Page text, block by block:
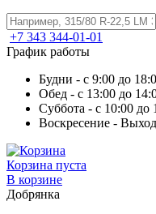
+7 343 344-01-01
График работы
Будни - с 9:00 до
Обед - с 13:00 до
Суббота - с 10:00 до
Воскресение -
Корзина пуста
В корзине
Добрянка